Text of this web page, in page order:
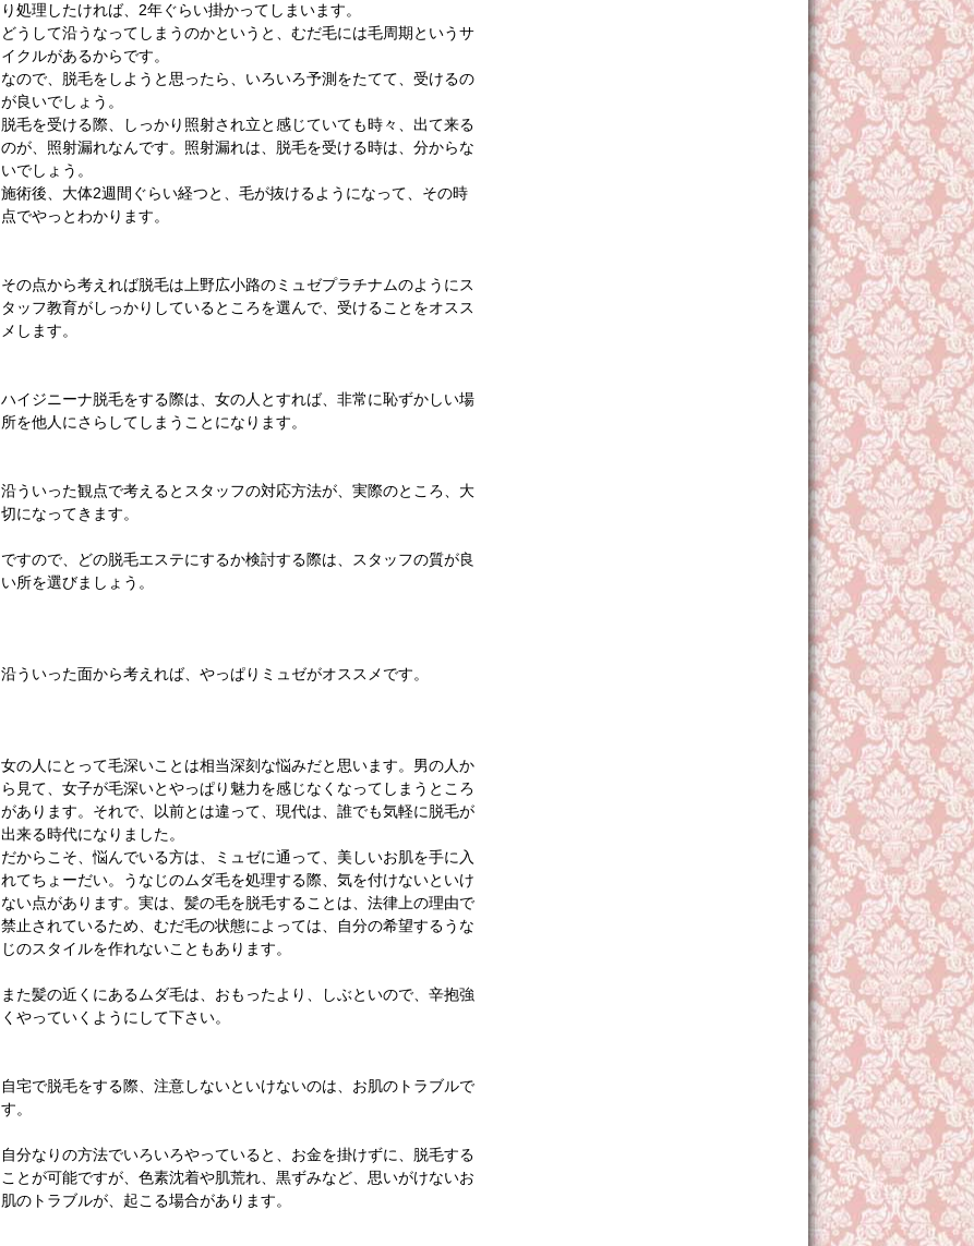
り処理したければ、2年ぐらい掛かってしまいます。
どうして沿うなってしまうのかというと、むだ毛には毛周期というサ
イクルがあるからです。
なので、脱毛をしようと思ったら、いろいろ予測をたてて、受けるの
が良いでしょう。
脱毛を受ける際、しっかり照射され立と感じていても時々、出て来る
のが、照射漏れなんです。照射漏れは、脱毛を受ける時は、分からな
いでしょう。
施術後、大体2週間ぐらい経つと、毛が抜けるようになって、その時
点でやっとわかります。
その点から考えれば脱毛は上野広小路のミュゼプラチナムのようにス
タッフ教育がしっかりしているところを選んで、受けることをオスス
メします。
ハイジニーナ脱毛をする際は、女の人とすれば、非常に恥ずかしい場
所を他人にさらしてしまうことになります。
沿ういった観点で考えるとスタッフの対応方法が、実際のところ、大
切になってきます。
ですので、どの脱毛エステにするか検討する際は、スタッフの質が良
い所を選びましょう。
沿ういった面から考えれば、やっぱりミュゼがオススメです。
女の人にとって毛深いことは相当深刻な悩みだと思います。男の人か
ら見て、女子が毛深いとやっぱり魅力を感じなくなってしまうところ
があります。それで、以前とは違って、現代は、誰でも気軽に脱毛が
出来る時代になりました。
だからこそ、悩んでいる方は、ミュゼに通って、美しいお肌を手に入
れてちょーだい。うなじのムダ毛を処理する際、気を付けないといけ
ない点があります。実は、髪の毛を脱毛することは、法律上の理由で
禁止されているため、むだ毛の状態によっては、自分の希望するうな
じのスタイルを作れないこともあります。
また髪の近くにあるムダ毛は、おもったより、しぶといので、辛抱強
くやっていくようにして下さい。
自宅で脱毛をする際、注意しないといけないのは、お肌のトラブルで
す。
自分なりの方法でいろいろやっていると、お金を掛けずに、脱毛する
ことが可能ですが、色素沈着や肌荒れ、黒ずみなど、思いがけないお
肌のトラブルが、起こる場合があります。